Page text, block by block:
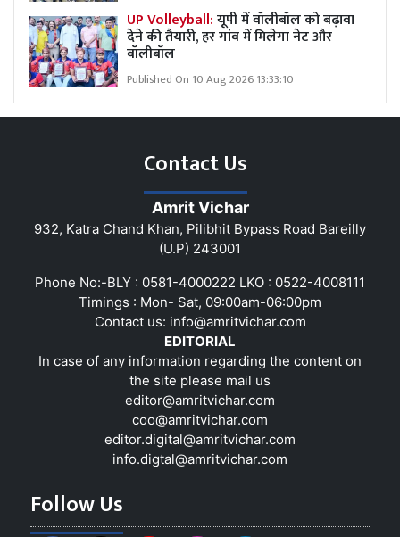
UP Volleyball:यूपी में वॉलीबॉल को बढ़ावा
देने की तैयारी, हर गांव में मिलेगा नेट और
वॉलीबॉल
Published On 10 Aug 2026 13:33:10
Contact Us
Amrit Vichar
932, Katra Chand Khan, Pilibhit Bypass Road Bareilly
(U.P) 243001
Phone No:-BLY : 0581-4000222 LKO : 0522-4008111
Timings : Mon- Sat, 09:00am-06:00pm
Contact us: info@amritvichar.com
EDITORIAL
In case of any information regarding the content on
the site please mail us
editor@amritvichar.com
coo@amritvichar.com
editor.digital@amritvichar.com
info.digtal@amritvichar.com
Follow Us